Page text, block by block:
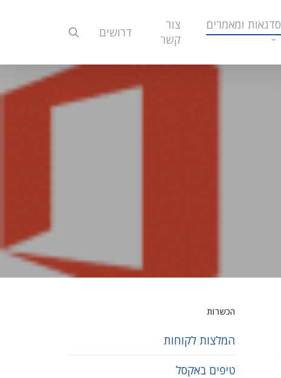
סדנאות ומאמרים
צור
קשר
דרושים
הכשרות
המלצות לקוחות
טיפים באקסל